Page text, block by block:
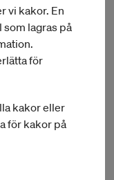
vi kakor. En
lagras på
för
kakor eller
för kakor på